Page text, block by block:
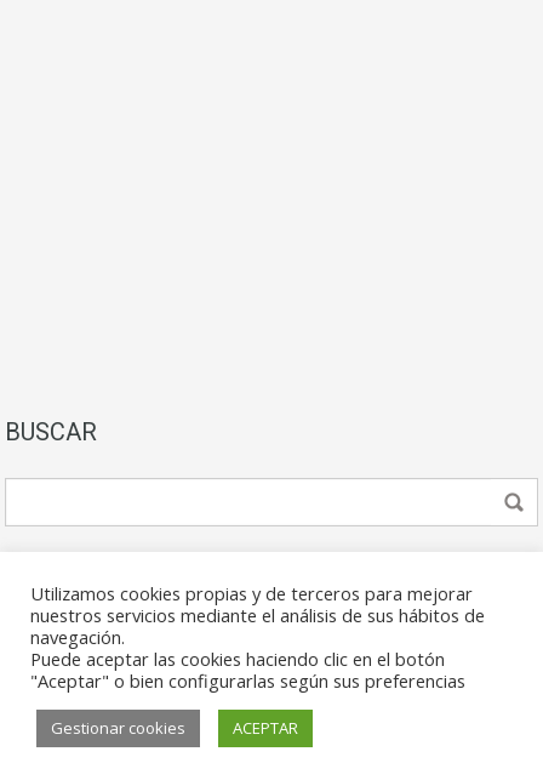
BUSCAR
© 2026. Todos los derechos reservados.
Utilizamos cookies propias y de terceros para mejorar
nuestros servicios mediante el análisis de sus hábitos de
navegación.
Puede aceptar las cookies haciendo clic en el botón
"Aceptar" o bien configurarlas según sus preferencias
Gestionar cookies ACEPTAR